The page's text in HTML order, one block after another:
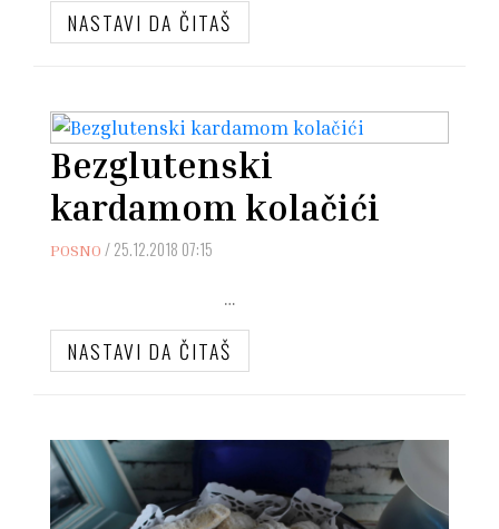
NASTAVI DA ČITAŠ
Bezglutenski
kardamom kolačići
POSNO /25.12.2018 07:15
…
NASTAVI DA ČITAŠ